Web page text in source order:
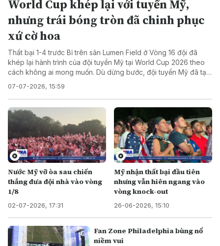
World Cup khép lại với tuyển Mỹ,
nhưng trái bóng tròn đã chinh phục
xứ cờ hoa
Thất bại 1-4 trước Bỉ trên sân Lumen Field ở Vòng 16 đội đã
khép lại hành trình của đội tuyển Mỹ tại World Cup 2026 theo
cách không ai mong muốn. Dù dừng bước, đội tuyển Mỹ đã tạo
được. Quan trọng hơn, bóng đá đã trở thành chủ đề được nhắc
đến trong những cuộc trò chuyện thường ngày của người Mỹ,
điều vốn rất hiếm trước đây.
07-07-2026, 15:59
Nước Mỹ vỡ òa sau chiến
thắng đưa đội nhà vào vòng
1/8
02-07-2026, 17:31
Mỹ nhận thất bại đầu tiên
nhưng vẫn hiên ngang vào
vòng knock-out
26-06-2026, 15:10
Fan Zone Philadelphia bùng nổ
niềm vui